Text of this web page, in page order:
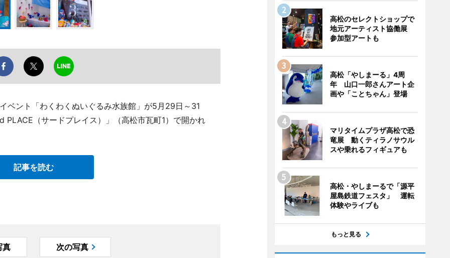
ベント「わくわくぬいぐるみ水族館」が5月29日～31
（サードプレイス）」（高松市瓦町1）で開かれ
記事を読む
真 次の写真
高松のセレクトショップで
地元アーティスト協働展
参加型アートも
高松「やしまーる」4周
年 山口一郎さんアート企
画や「ことちゃん」登場
マリタイムプラザ高松で恐
竜展 動くティラノサウル
スや乗れるフィギュアも
高松・やしまーるで「源平
屋島鉄道フェスタ」 運転
体験やライブも
もっと見る